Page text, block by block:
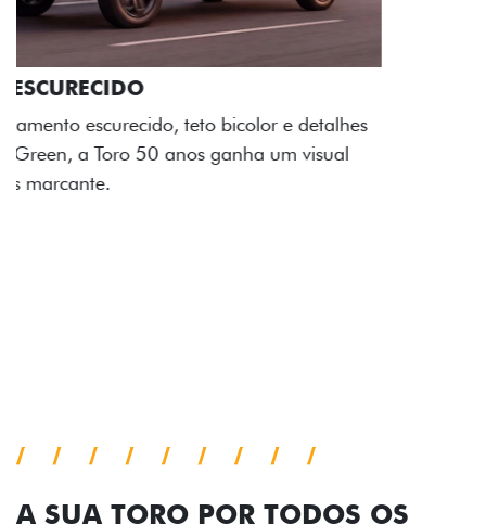
ADESIVOS ESTILIZADOS
Os adesivos aplicados no capô e nas laterais
reforçam a identidade única dessa edição para lá de
comemorativa.
ÂNGULOS